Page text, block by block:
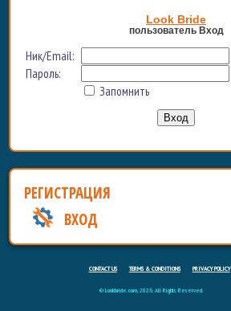
Look Bride
пользователь Вход
Ник/Email:
Пароль:
Запомнить
РЕГИСТРАЦИЯ
ВХОД
CONTACT US TERMS & CONDITIONS PRIVACY POLICY
© Lookbride.com, 2026. All Rights Reserved.